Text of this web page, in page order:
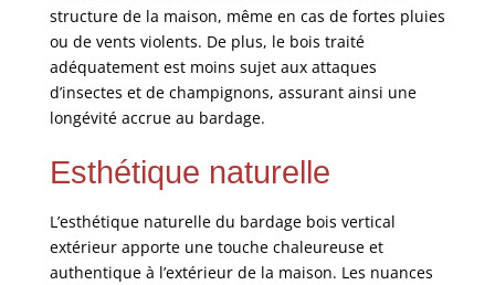
structure de la maison, même en cas de fortes pluies
ou de vents violents. De plus, le bois traité
adéquatement est moins sujet aux attaques
d’insectes et de champignons, assurant ainsi une
longévité accrue au bardage.
Esthétique naturelle
L’esthétique naturelle du bardage bois vertical
extérieur apporte une touche chaleureuse et
authentique à l’extérieur de la maison. Les nuances